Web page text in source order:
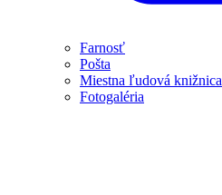
Farnosť
Pošta
Miestna ľudová knižnica
Fotogaléria